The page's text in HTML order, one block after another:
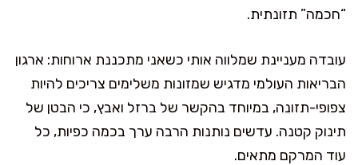
“חכמה” תזונתית.
עובדה מעניינת שמלווה אותי כשאני מתכננת ארוחות: ארגון
הבריאות העולמי מדגיש שמזונות משלימים צריכים להיות
צפופי-תזונה, במיוחד בהקשר של ברזל ואבץ, כי הבטן של
תינוק קטנה. עדשים נותנות הרבה ערך בכמה כפיות, כל
עוד המרקם מתאים.